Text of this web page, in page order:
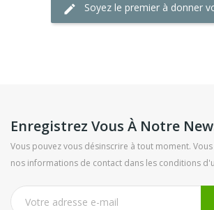
Soyez le premier à donner
Enregistrez Vous À Notre
Vous pouvez vous désinscrire à tout moment.
nos informations de contact dans les conditions